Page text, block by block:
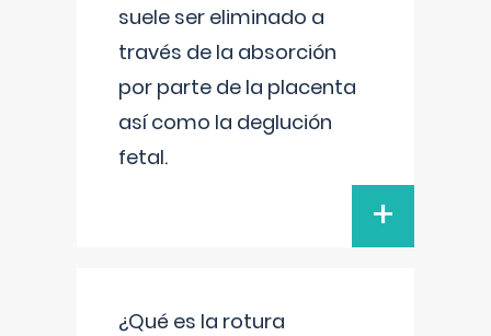
suele ser eliminado a
través de la absorción
por parte de la placenta
así como la deglución
fetal.
+
¿Qué es la rotura